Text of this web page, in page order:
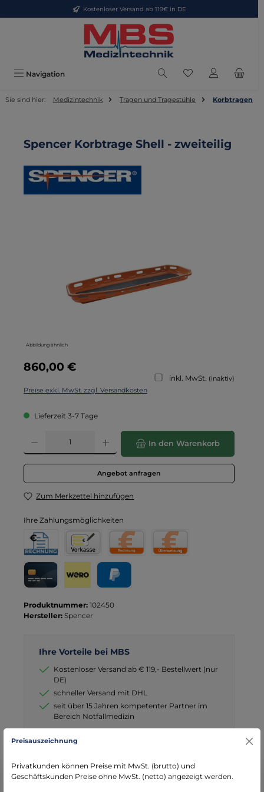
Zum Hauptinhalt springenKostenloser Versand ab 119€ in DE
Navigation Du hast 0
Sie sind hier: Medizintechnik Tragen und Tragestühle Korbtragen
Spencer Korbtrage Shell - zweiteilig
Abbildung ähnlich
Regulärer Preis:
860,00 €
inkl. MwSt. (inaktiv)
Preise exkl. MwSt. zzgl. Versandkosten
Lieferzeit 3-7 Tage
Produkt Anzahl: Gib den gewünschten Wert ein oder benutze die
In den Warenkorb
Angebot anfragen
Zum Merkzettel hinzufügen
Ihre Zahlungsmöglichkeiten
Rechnung
Rechnung für Behörden
Vorkasse
Produktnummer: 102450
Hersteller: Spencer
Ihre Vorteile bei MBS
Kostenloser Versand ab € 119,- Bestellwert (nur
DE)
schneller Versand mit DHL
seit über 15 Jahren kompetenter Partner im
Bereich Notfallmedizin
Preisauszeichnung
Privatkunden können Preise mit MwSt. (brutto) und
Geschäftskunden Preise ohne MwSt. (netto) angezeigt werden.